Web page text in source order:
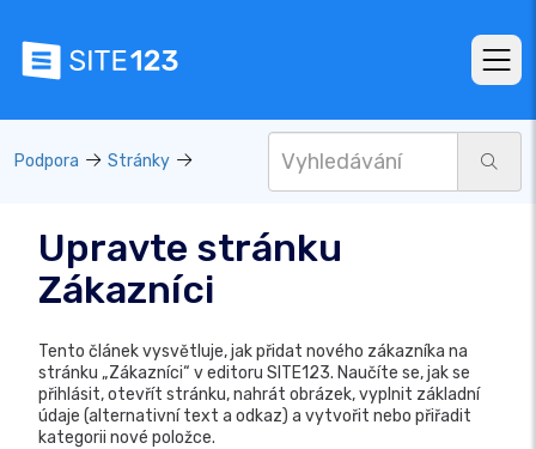
Podpora Stránky
Upravte stránku
Zákazníci
Tento článek vysvětluje, jak přidat nového zákazníka na
stránku „Zákazníci“ v editoru SITE123. Naučíte se, jak se
přihlásit, otevřít stránku, nahrát obrázek, vyplnit základní
údaje (alternativní text a odkaz) a vytvořit nebo přiřadit
kategorii nové položce.